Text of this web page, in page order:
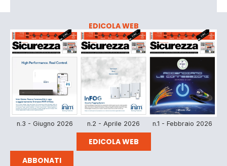
EDICOLA WEB
n.3 - Giugno 2026 n.2 - Aprile 2026 n.1 - Febbraio 2026
EDICOLA WEB
ABBONATI